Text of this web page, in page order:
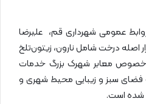
عمومی شهرداری قم، علیرضا
اصله درخت شامل نارون، زیتون‌تلخ
به‌خصوص معابر شهرک بزرگ خدمات
فضای سبز و زیبایی محیط شهری و
شده است.